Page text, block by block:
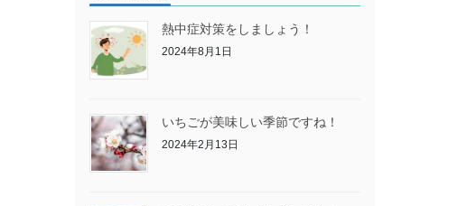
熱中症対策をしましょう！
2024年8月1日
いちごが美味しい季節ですね！
2024年2月13日